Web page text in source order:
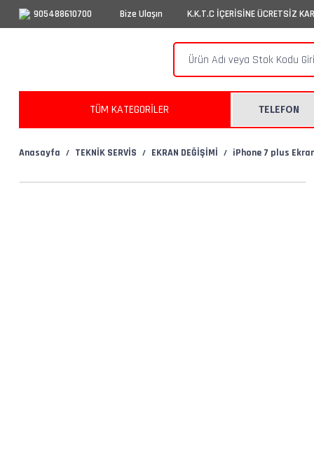
905488610700 Bize Ulaşın K.K.T.C İÇERİSİNE ÜCRETSİZ
TÜM KATEGORİLER TELEFON
Anasayfa TEKNİK SERVİS EKRAN DEĞİŞİMİ iPhone 7 plus